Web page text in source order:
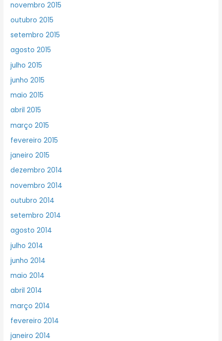
novembro 2015
outubro 2015
setembro 2015
agosto 2015
julho 2015
junho 2015
maio 2015
abril 2015
março 2015
fevereiro 2015
janeiro 2015
dezembro 2014
novembro 2014
outubro 2014
setembro 2014
agosto 2014
julho 2014
junho 2014
maio 2014
abril 2014
março 2014
fevereiro 2014
janeiro 2014